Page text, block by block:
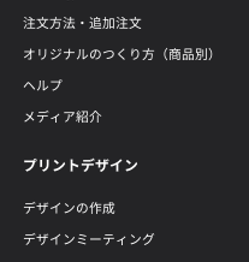
注文方法・追加注文
オリジナルのつくり方（商品別）
ヘルプ
メディア紹介
プリントデザイン
デザインの作成
デザインミーティング